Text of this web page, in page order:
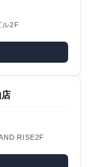
ル2F
RISE2F